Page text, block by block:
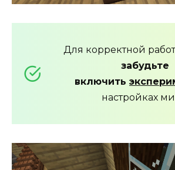
Для корректной
забудьте
включить
настройках